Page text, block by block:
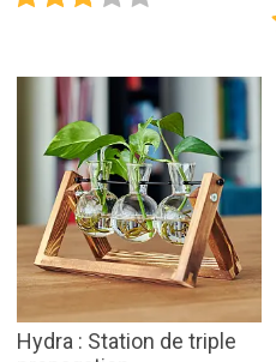
Hydra : Station de triple